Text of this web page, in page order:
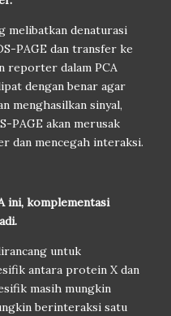
melibatkan denaturasi
PAGE dan transfer ke
reporter dalam PCA
dengan benar agar
menghasilkan sinyal,
PAGE akan merusak
mencegah interaksi.
ini, komplementasi
untuk
antara protein X dan
masih mungkin
berinteraksi satu